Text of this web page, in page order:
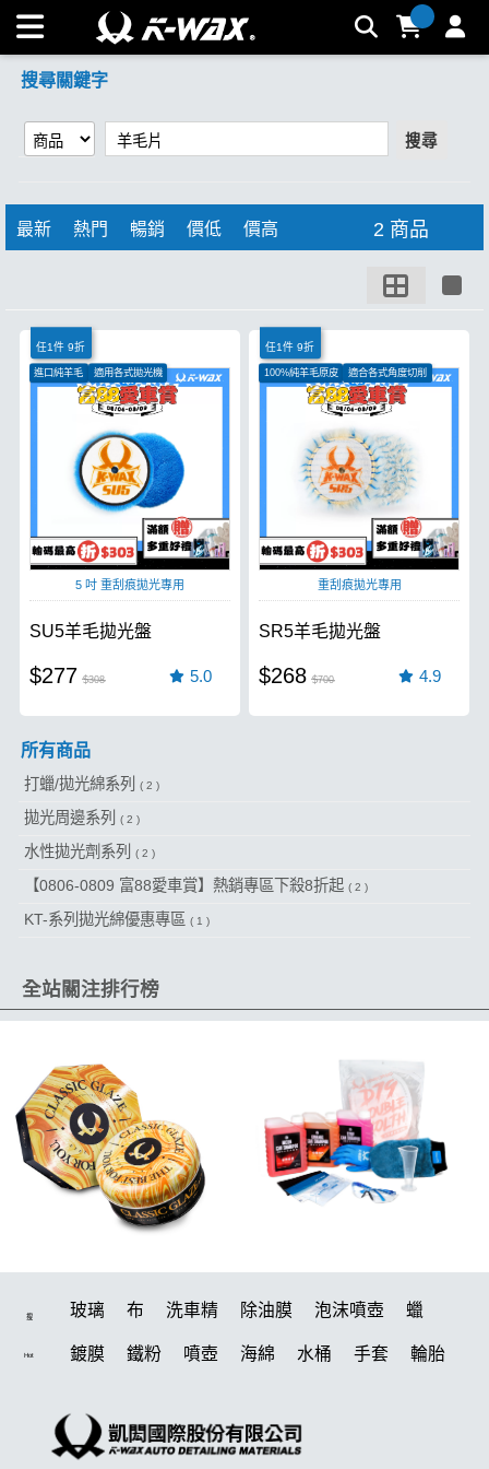
【羊毛片】搜尋結果 | K-WAX台灣汽車美容材料
搜尋關鍵字
搜尋
最新 熱門 暢銷 價低 價高 2 商品
任1件 9折
進口純羊毛
適用各式拋光機
適合各式角度切削
5 吋 重刮痕拋光專用
SU5羊毛拋光盤
$277 $308 5.0
任1件 9折
100%純羊毛原皮
適合各式角度切削
適用於RO、DA機
重刮痕拋光專用
SR5羊毛拋光盤
$268 $700 4.9
所有商品
打蠟/拋光綿系列 ( 2 )
拋光周邊系列 ( 2 )
水性拋光劑系列 ( 2 )
【0806-0809 富88愛車賞】熱銷專區下殺8折起 ( 2 )
KT-系列拋光綿優惠專區 ( 1 )
全站關注排行榜
搜
Hot
玻璃 布 洗車精 除油膜 泡沫噴壺 蠟
鍍膜 鐵粉 噴壺 海綿 水桶 手套 輪胎
鍍膜劑 打蠟棉 拋光 瓷土